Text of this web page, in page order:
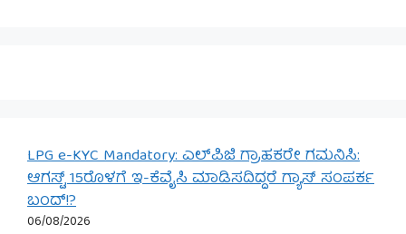
LPG e-KYC Mandatory: ಎಲ್‌ಪಿಜಿ ಗ್ರಾಹಕರೇ ಗಮನಿಸಿ:
ಆಗಸ್ಟ್ 15ರೊಳಗೆ ಇ-ಕೆವೈಸಿ ಮಾಡಿಸದಿದ್ದರೆ ಗ್ಯಾಸ್ ಸಂಪರ್ಕ
ಬಂದ್!?
06/08/2026